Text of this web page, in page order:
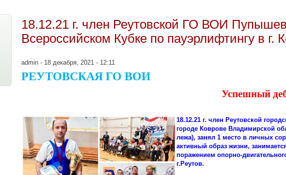
18.12.21 г. член Реутовской ГО ВОИ
Всероссийском Кубке по пауэрлифтингу в г.
admin - 18 декабря, 2021 - 12:11
РЕУТОВСКАЯ ГО ВОИ
Успешный
18.12.21 г. член Реутовской
городе Коврове Владимирской
лежа), занял 1 место в личных
активный образ жизни,
поражением опорно-
г.Реутов.